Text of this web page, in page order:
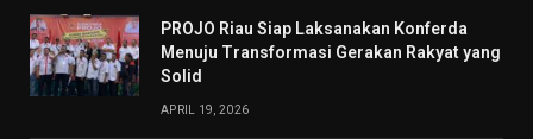
PROJO Riau Siap Laksanakan Konferda
Menuju Transformasi Gerakan Rakyat yang
Solid
APRIL 19, 2026